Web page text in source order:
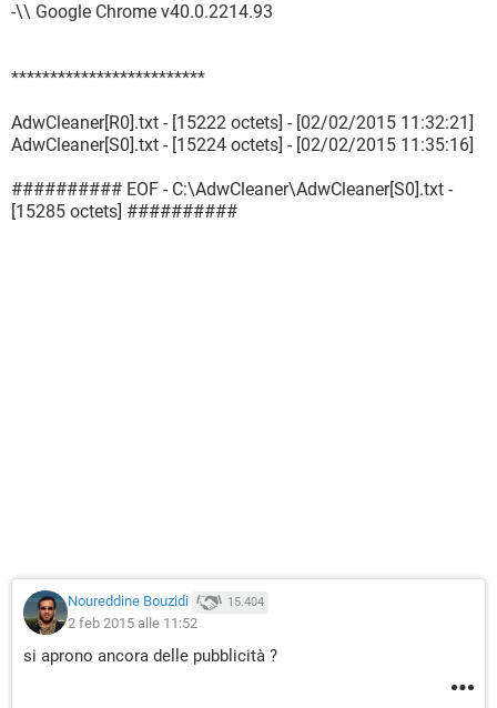
-\\ Google Chrome v40.0.2214.93
*************************
AdwCleaner[R0].txt - [15222 octets] - [02/02/2015 11:32:21]
AdwCleaner[S0].txt - [15224 octets] - [02/02/2015 11:35:16]
########## EOF - C:\AdwCleaner\AdwCleaner[S0].txt -
[15285 octets] ##########
Noureddine Bouzidi 15.404
2 feb 2015 alle 11:52
si aprono ancora delle pubblicità ?